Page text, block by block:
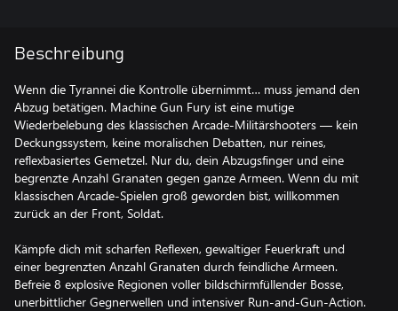
Beschreibung
Wenn die Tyrannei die Kontrolle übernimmt… muss jemand den
Abzug betätigen. Machine Gun Fury ist eine mutige
Wiederbelebung des klassischen Arcade-Militärshooters — kein
Deckungssystem, keine moralischen Debatten, nur reines,
reflexbasiertes Gemetzel. Nur du, dein Abzugsfinger und eine
begrenzte Anzahl Granaten gegen ganze Armeen. Wenn du mit
klassischen Arcade-Spielen groß geworden bist, willkommen
zurück an der Front, Soldat.
Kämpfe dich mit scharfen Reflexen, gewaltiger Feuerkraft und
einer begrenzten Anzahl Granaten durch feindliche Armeen.
Befreie 8 explosive Regionen voller bildschirmfüllender Bosse,
unerbittlicher Gegnerwellen und intensiver Run-and-Gun-Action.